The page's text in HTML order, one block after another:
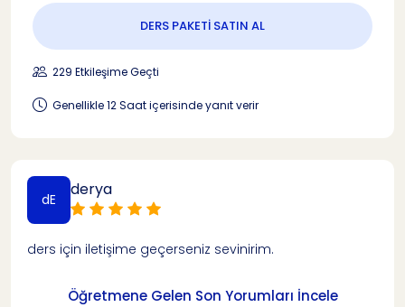
DERS PAKETİ SATIN AL
229 Etkileşime Geçti
Genellikle 12 Saat içerisinde yanıt verir
dE derya
ders için iletişime geçerseniz sevinirim.
Öğretmene Gelen Son Yorumları İncele